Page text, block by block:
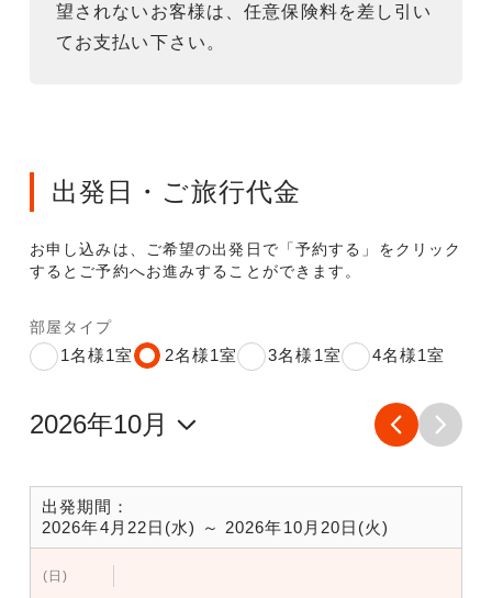
望されないお客様は、任意保険料を差し引い
てお支払い下さい。
出発日・ご旅行代金
お申し込みは、ご希望の出発日で「予約する」をクリック
するとご予約へお進みすることができます。
部屋タイプ
1名様1室 2名様1室 3名様1室 4名様1室
出発期間：
2026年4月22日(水) ～ 2026年10月20日(火)
(日)